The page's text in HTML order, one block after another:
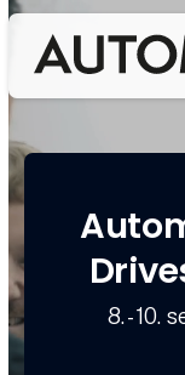
8. - 10.